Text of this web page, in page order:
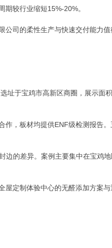
较行业缩短15%-20%。
司的柔性生产与快速交付能力值
址于宝鸡市高新区商圈，展示面
，板材均提供ENF级检测报告
的差异。案例主要集中在宝鸡
定制体验中心的无醛添加方案与